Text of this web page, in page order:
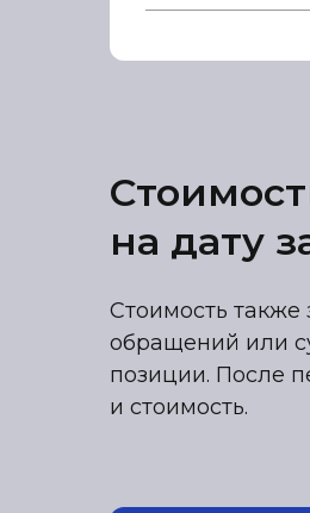
на дату
Стоимость также
обращений или
позиции. После
и стоимость.